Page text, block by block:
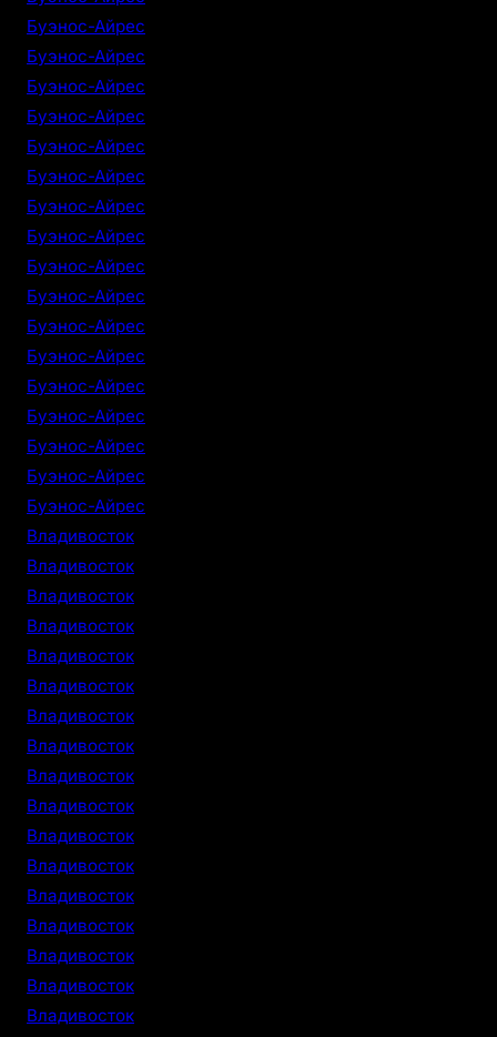
Буэнос-Айрес
Буэнос-Айрес
Буэнос-Айрес
Буэнос-Айрес
Буэнос-Айрес
Буэнос-Айрес
Буэнос-Айрес
Буэнос-Айрес
Буэнос-Айрес
Буэнос-Айрес
Буэнос-Айрес
Буэнос-Айрес
Буэнос-Айрес
Буэнос-Айрес
Буэнос-Айрес
Буэнос-Айрес
Буэнос-Айрес
Владивосток
Владивосток
Владивосток
Владивосток
Владивосток
Владивосток
Владивосток
Владивосток
Владивосток
Владивосток
Владивосток
Владивосток
Владивосток
Владивосток
Владивосток
Владивосток
Владивосток